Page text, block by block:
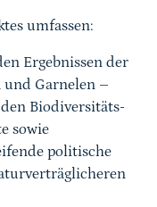
umfassen:
Ergebnissen der
und Garnelen –
Biodiversitäts-
sowie
politische